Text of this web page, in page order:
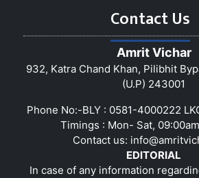
Contact Us
Amrit Vichar
932, Katra Chand Khan, Pilibhit
(U.P) 243001
Phone No:-BLY : 0581-4000222
Timings : Mon- Sat,
Contact us:
EDITORIAL
In case of any information